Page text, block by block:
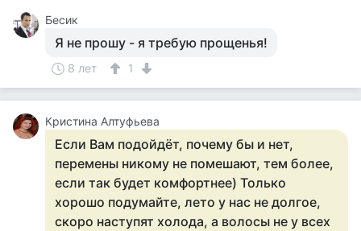
Бесик
Я не прошу - я требую прощенья!
8 лет 1
Кристина Алтуфьева
Если Вам подойдёт, почему бы и нет,
перемены никому не помешают, тем более,
если так будет комфортнее) Только
хорошо подумайте, лето у нас не долгое,
скоро наступят холода, а волосы не у всех